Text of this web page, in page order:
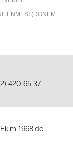
(DÖNEM
420 65 37
1968'de